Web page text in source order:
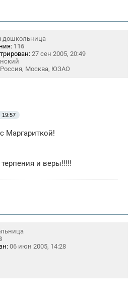
дошкольница
116
27 сен 2005, 20:49
Россия, Москва, ЮЗАО
19:57
Маргариткой!
и веры!!!!!
06 июн 2005, 14:28